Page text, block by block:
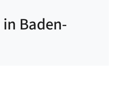
Baden-